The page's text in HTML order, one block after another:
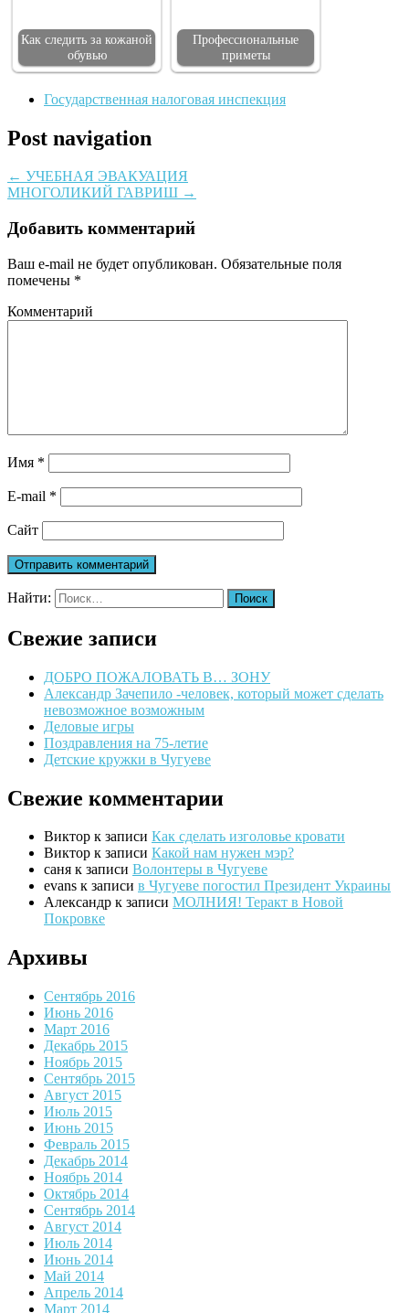
Как следить за кожаной
обувью
Профессиональные
приметы
Государственная налоговая инспекция
Post navigation
← УЧЕБНАЯ ЭВАКУАЦИЯ
МНОГОЛИКИЙ ГАВРИШ →
Добавить комментарий
Ваш e-mail не будет опубликован. Обязательные поля
помечены *
Комментарий
Имя *
E-mail *
Сайт
Найти:
Свежие записи
ДОБРО ПОЖАЛОВАТЬ В… ЗОНУ
Александр Зачепило -человек, который может сделать
невозможное возможным
Деловые игры
Поздравления на 75-летие
Детские кружки в Чугуеве
Свежие комментарии
Виктор к записи Как сделать изголовье кровати
Виктор к записи Какой нам нужен мэр?
саня к записи Волонтеры в Чугуеве
evans к записи в Чугуеве погостил Президент Украины
Александр к записи МОЛНИЯ! Теракт в Новой
Покровке
Архивы
Сентябрь 2016
Июнь 2016
Март 2016
Декабрь 2015
Ноябрь 2015
Сентябрь 2015
Август 2015
Июль 2015
Июнь 2015
Февраль 2015
Декабрь 2014
Ноябрь 2014
Октябрь 2014
Сентябрь 2014
Август 2014
Июль 2014
Июнь 2014
Май 2014
Апрель 2014
Март 2014